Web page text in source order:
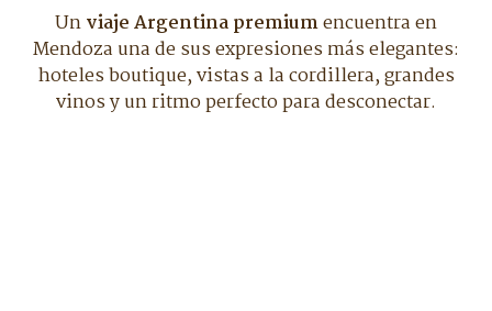
Unviaje Argentina premiumencuentra en
Mendoza una de sus expresiones más elegantes:
hoteles boutique, vistas a la cordillera, grandes
vinos y un ritmo perfecto para desconectar.